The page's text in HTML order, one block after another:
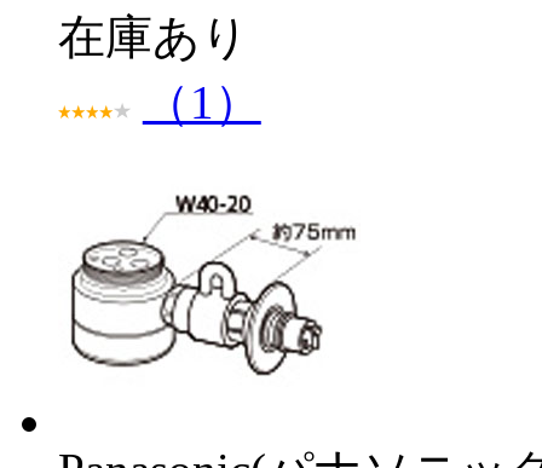
在庫あり
（1）